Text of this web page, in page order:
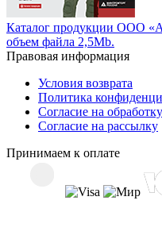
Каталог продукции ООО
объем файла 2,5Mb.
Правовая информация
Условия возврата
Политика
Согласие на
Согласие на рассылку
Принимаем к оплате